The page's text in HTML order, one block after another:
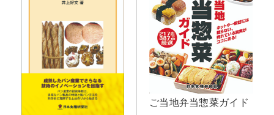
ご当地弁当惣菜ガイド